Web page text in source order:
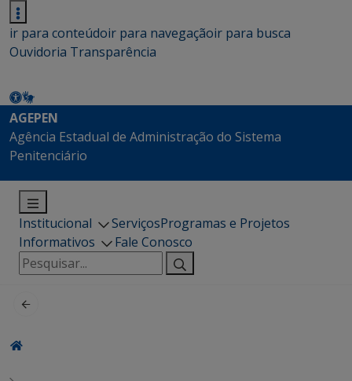
ir para conteúdoir para navegaçãoir para busca
Ouvidoria Transparência
AGEPEN
Agência Estadual de Administração do Sistema
Penitenciário
Institucional ServiçosProgramas e Projetos
Informativos
Fale Conosco
Pesquisar
por: